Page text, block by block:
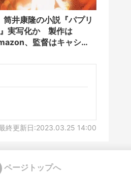
実写化か 製作は
、監督はキャシ
終更新日:2023.03.25 14:00
ページトップへ